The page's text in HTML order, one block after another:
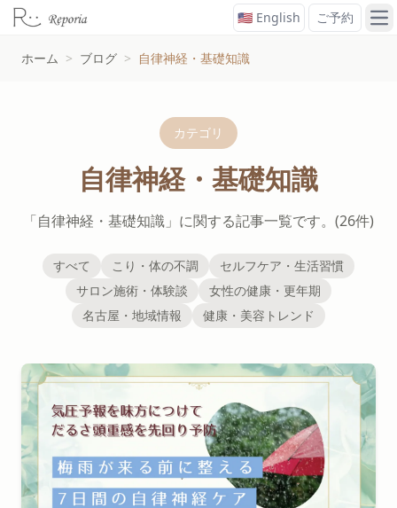
🇺🇸 English ご予約 メ
ホーム > ブログ > 自律神経・基礎知識
カテゴリ
自律神経・基礎知識
「自律神経・基礎知識」に関する記事一覧です。(26件)
すべて こり・体の不調
セルフケア・生活習慣
サロン施術・体験談
女性の健康・更年期
名古屋・地域情報
健康・美容トレンド
自律神経・基礎知識の記事一覧